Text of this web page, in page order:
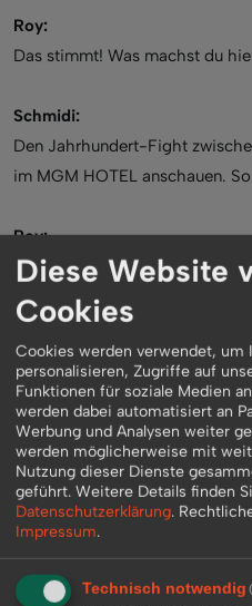
Roy:
Das stimmt! Was machst du
Schmidi:
Den Jahrhundert-Fight
im MGM HOTEL anschauen.
Roy:
Yes. Das wird ein riesen Fight
Geräten. Ich freue mich darauf
Fight.
Schmidi:
Was glaubst du wer am Ende
Roy:
Es gibt keinen KO. Ich glaube
Fight nach Punkten für sich
Schmidi:
Diese Website
Cookies
Cookies werden verwendet, um
personalisieren, Zugriffe auf
Funktionen für soziale Medien
werden dabei automatisiert an
Werbung und Analysen weiter
werden möglicherweise mit
Nutzung dieser Dienste
geführt. Weitere Details finden
Datenschutzerklärung.
Impressum.
Technisch notwendig